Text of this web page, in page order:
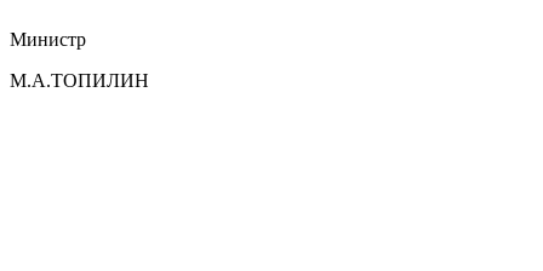
Министр
М.А.ТОПИЛИН